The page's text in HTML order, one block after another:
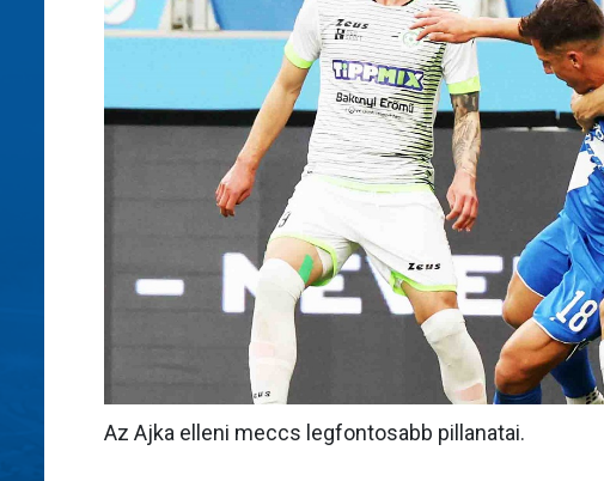
Az Ajka elleni meccs legfontosabb pillanatai.